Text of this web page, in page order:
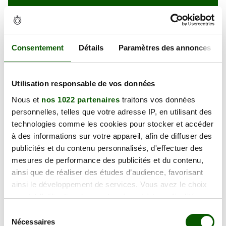
Consentement Détails Paramètres des annonces
Utilisation responsable de vos données
Nous et nos 1022 partenaires traitons vos données
personnelles, telles que votre adresse IP, en utilisant des
technologies comme les cookies pour stocker et accéder
à des informations sur votre appareil, afin de diffuser des
publicités et du contenu personnalisés, d'effectuer des
mesures de performance des publicités et du contenu,
ainsi que de réaliser des études d’audience, favorisant
ainsi le développement de services. Vous avez le choix
quant à l'utilisation de vos données et à leurs finalités.
tout moment en consultant la Déclaration relative aux
Nécessaires
16 Av. de Segure, 64200 Biarritz
Plus d'info
AMIELL Serge
1 Pl. Huningue, 64530 Pontacq
Plus d'info